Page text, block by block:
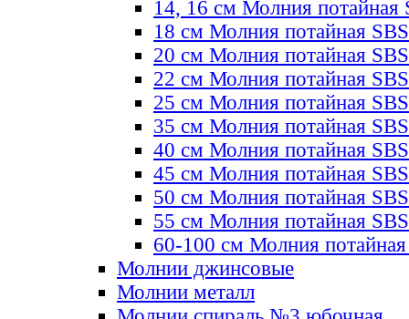
14, 16 см Молния потайная
18 см Молния потайная SBS
20 см Молния потайная SBS
22 см Молния потайная SBS
25 см Молния потайная SBS
35 см Молния потайная SBS
40 см Молния потайная SBS
45 см Молния потайная SBS
50 см Молния потайная SBS
55 см Молния потайная SBS
60-100 см Молния
Молнии джинсовые
Молнии металл